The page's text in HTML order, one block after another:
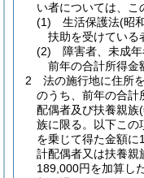
い者については、こ
(1)
生活保護法(昭
扶助を受けている
(2)
障害者、未成
前年の合計所得金
2
法の施行地に住所
のうち、前年の合計
配偶者及び扶養親族
族に限る。以下この
を乗じて得た金額
計配偶者又は扶養親
189,000円を加算し